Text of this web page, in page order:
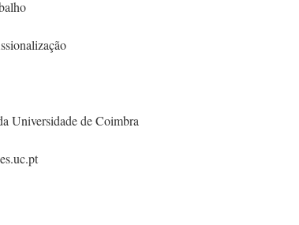
Universidade de Coimbra